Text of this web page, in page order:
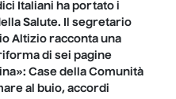
Italiani ha portato i
Salute. Il segretario
Altizio racconta una
di sei pagine
Case della Comunità
al buio, accordi